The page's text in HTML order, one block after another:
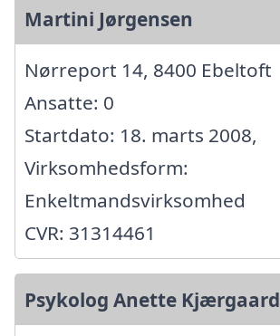
Martini Jørgensen
Nørreport 14, 8400 Ebeltoft
Ansatte: 0
Startdato: 18. marts 2008,
Virksomhedsform:
Enkeltmandsvirksomhed
CVR: 31314461
Psykolog Anette Kjærgaard